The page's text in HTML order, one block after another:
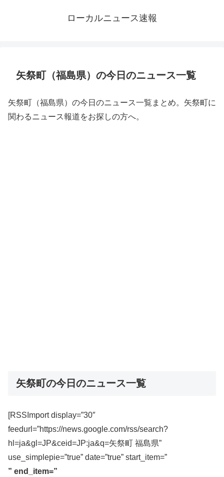
ローカルニュース速報
矢祭町（福島県）の今日のニュース一覧
矢祭町（福島県）の今日のニュース一覧まとめ。矢祭町に
関わるニュース報道をお探しの方へ。
矢祭町の今日のニュース一覧
[RSSImport display=”30″
feedurl=”https://news.google.com/rss/search?
hl=ja&gl=JP&ceid=JP:ja&q=矢祭町 福島県”
use_simplepie=”true” date=”true” start_item=”
” end_item=”